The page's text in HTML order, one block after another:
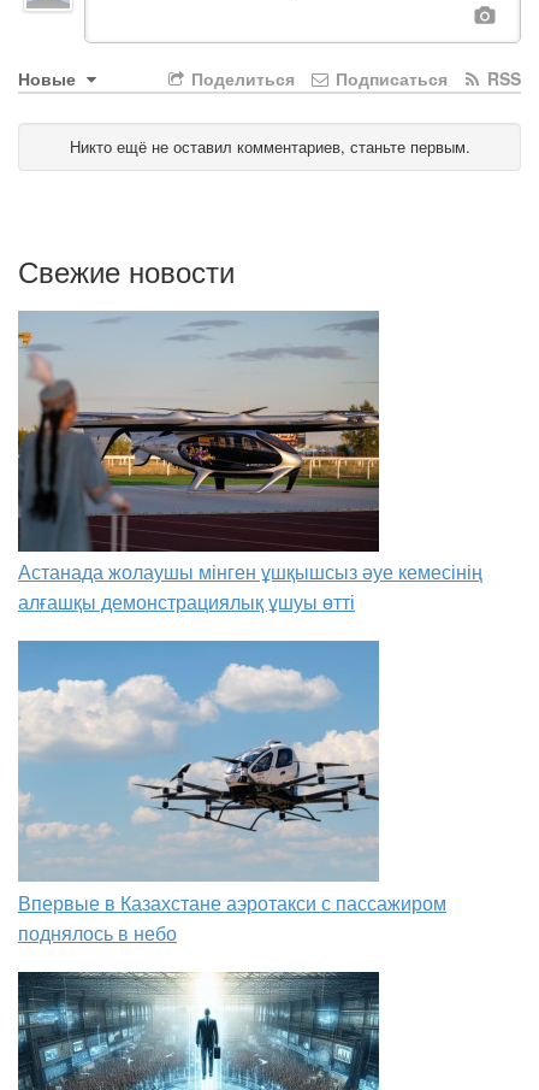
Новые RSS
Подписаться
Поделиться
Никто ещё не оставил комментариев, станьте первым.
Свежие новости
Астанада жолаушы мінген ұшқышсыз әуе кемесінің
алғашқы демонстрациялық ұшуы өтті
Впервые в Казахстане аэротакси с пассажиром
поднялось в небо